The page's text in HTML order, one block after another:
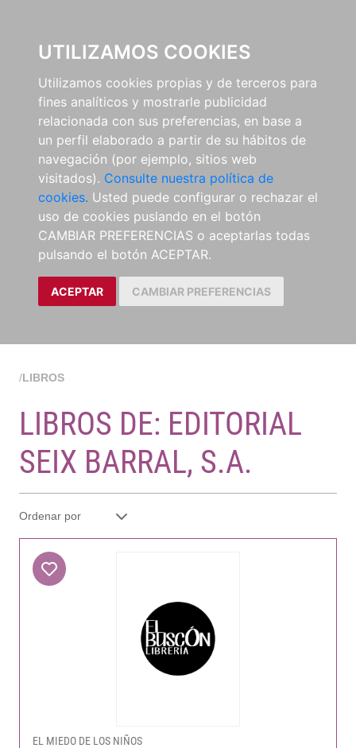
UTILIZAMOS COOKIES
Utilizamos cookies propias y de terceros para
fines analíticos y mostrarle publicidad
relacionada con sus preferencias, en base a
un perfil elaborado a partir de su hábitos de
navegación (por ejemplo, sitios web
visitados). Consulte nuestra política de
cookies. Usted puede configurar o rechazar el
uso de cookies puslando en el botón
CAMBIAR PREFERENCIAS o aceptarlas todas
pulsando el botón ACEPTAR.
ACEPTAR CAMBIAR PREFERENCIAS
/LIBROS
LIBROS DE: EDITORIAL
SEIX BARRAL, S.A.
EL MIEDO DE LOS NIÑOS